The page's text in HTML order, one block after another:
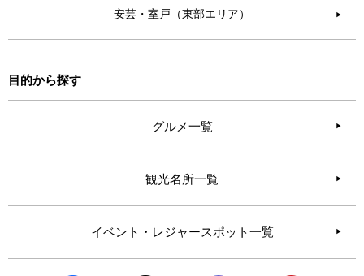
安芸・室戸（東部エリア） ▶︎
目的から探す
グルメ一覧
観光名所一覧
イベント・レジャースポット一覧